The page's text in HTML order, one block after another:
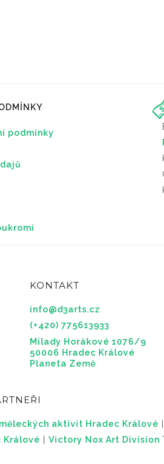
podmínky
KONTAKT
info@d3arts.cz
(+420) 775613933
Milady Horákové 1076/9
50006 Hradec Králové
Planeta Země
aktivit Hradec Králové
Králové Victory Nox Art Division